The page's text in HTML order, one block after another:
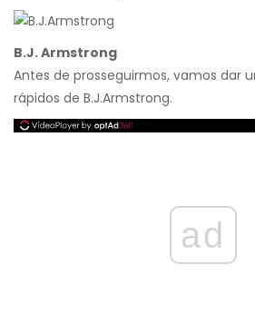
B.J. Armstrong
Antes de prosseguirmos, vamos dar
rápidos de B.J.Armstrong.
ad